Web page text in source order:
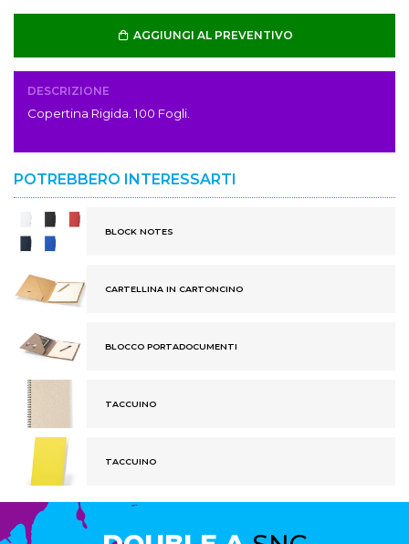
AGGIUNGI AL PREVENTIVO
DESCRIZIONE
Copertina Rigida. 100 Fogli.
POTREBBERO INTERESSARTI
BLOCK NOTES
CARTELLINA IN CARTONCINO
BLOCCO PORTADOCUMENTI
TACCUINO
TACCUINO